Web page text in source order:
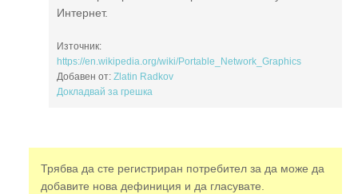
Интернет.
Източник:
https://en.wikipedia.org/wiki/Portable_Network_Graphics
Добавен от: Zlatin Radkov
Докладвай за грешка
Трябва да сте регистриран потребител за да може да
добавите нова дефиниция и да гласувате.